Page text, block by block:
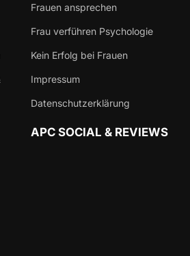
Frauen ansprechen
Frau verführen Psychologie
Kein Erfolg bei Frauen
Impressum
Datenschutzerklärung
APC SOCIAL & REVIEWS